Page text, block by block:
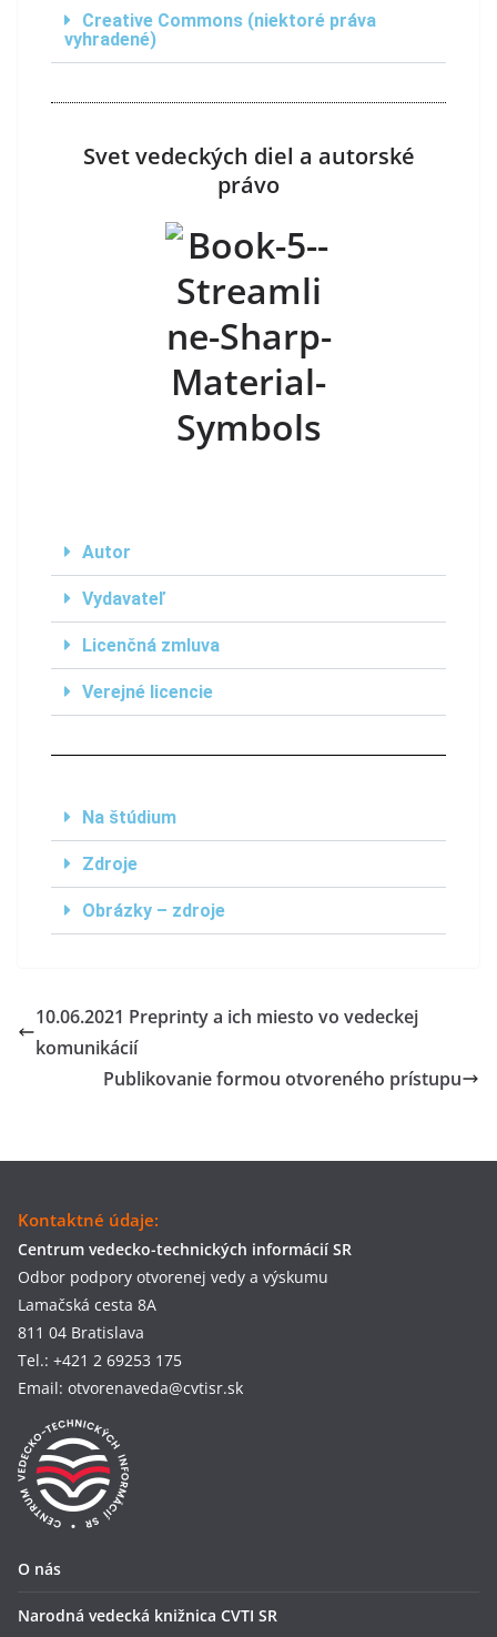
Creative Commons (niektoré práva
vyhradené)
Svet vedeckých diel a autorské
právo
Autor
Vydavateľ
Licenčná zmluva
Verejné licencie
Na štúdium
Zdroje
Obrázky – zdroje
10.06.2021 Preprinty a ich miesto vo vedeckej
komunikácií
Publikovanie formou otvoreného prístupu
Kontaktné údaje:
Centrum vedecko-technických informácií SR
Odbor podpory otvorenej vedy a výskumu
Lamačská cesta 8A
811 04 Bratislava
Tel.: +421 2 69253 175
Email: otvorenaveda@cvtisr.sk
O nás
Narodná vedecká knižnica CVTI SR